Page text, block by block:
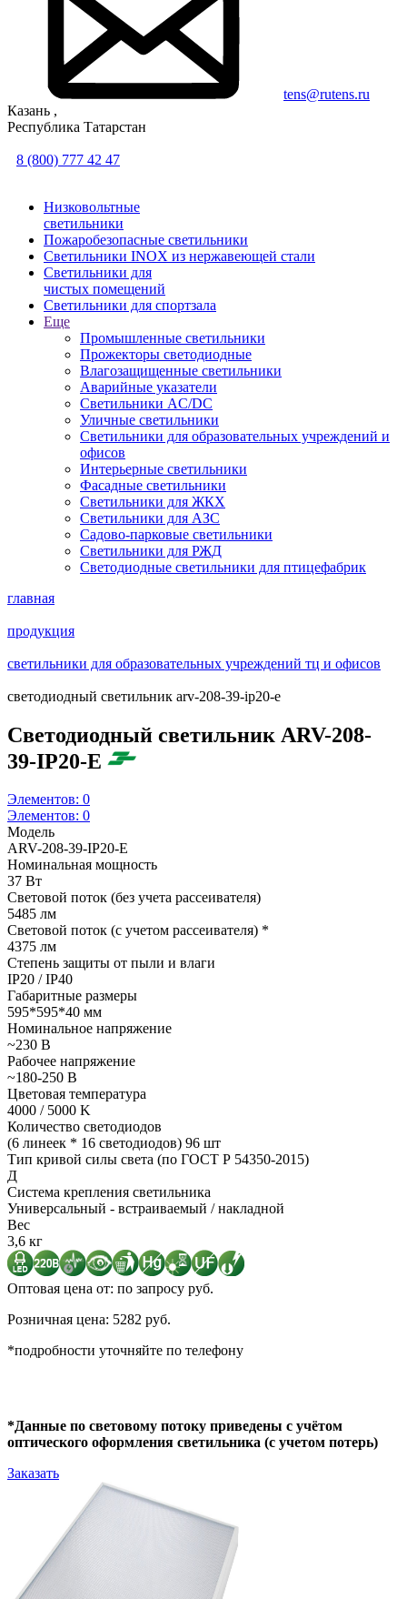
tens@rutens.ru
Казань ,
Республика Татарстан
8 (800) 777 42 47
Низковольтные
светильники
Пожаробезопасные светильники
Светильники INOX из нержавеющей стали
Светильники для
чистых помещений
Светильники для спортзала
Еще
Промышленные светильники
Прожекторы светодиодные
Влагозащищенные светильники
Аварийные указатели
Светильники AC/DC
Уличные светильники
Светильники для образовательных учреждений и
офисов
Интерьерные светильники
Фасадные светильники
Светильники для ЖКХ
Светильники для АЗС
Садово-парковые светильники
Светильники для РЖД
Светодиодные светильники для птицефабрик
главная
продукция
светильники для образовательных учреждений тц и офисов
светодиодный светильник arv-208-39-ip20-e
Светодиодный светильник ARV-208-
39-IP20-E
Элементов: 0
Элементов: 0
Модель
ARV-208-39-IP20-E
Номинальная мощность
37 Вт
Световой поток (без учета рассеивателя)
5485 лм
Световой поток (с учетом рассеивателя) *
4375 лм
Степень защиты от пыли и влаги
IP20 / IP40
Габаритные размеры
595*595*40 мм
Номинальное напряжение
~230 В
Рабочее напряжение
~180-250 В
Цветовая температура
4000 / 5000 K
Количество светодиодов
(6 линеек * 16 светодиодов) 96 шт
Тип кривой силы света (по ГОСТ Р 54350-2015)
Д
Система крепления светильника
Универсальный - встраиваемый / накладной
Вес
3,6 кг
Оптовая цена от: по запросу руб.
Розничная цена: 5282 руб.
*подробности уточняйте по телефону
*Данные по световому потоку приведены с учётом
оптического оформления светильника (с учетом потерь)
Заказать